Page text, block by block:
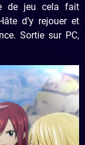
de jeu cela fait
d’y rejouer et
Sortie sur PC,